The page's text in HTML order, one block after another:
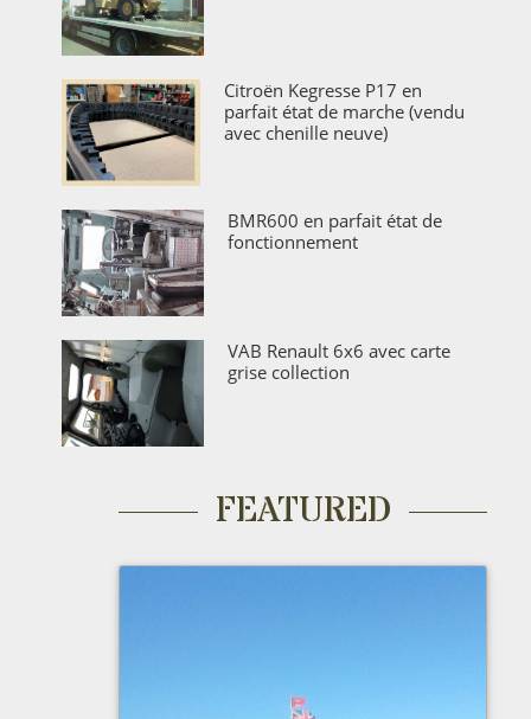
Citroën Kegresse P17 en
parfait état de marche (vendu
avec chenille neuve)
BMR600 en parfait état de
fonctionnement
VAB Renault 6x6 avec carte
grise collection
FEATURED